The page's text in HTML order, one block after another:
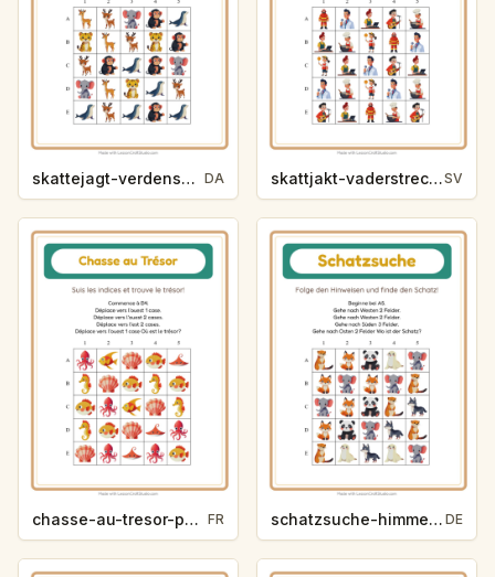
skattejagt-verdenshjorner-zoodyr-3bbb DA skattjakt-vaderstreck-yrken-c680SV
chasse-au-tresor-points-cardinaux-vie-oceanique-6276 FR schatzsuche-himmelsrichtungen-zootiere-eef9 DE